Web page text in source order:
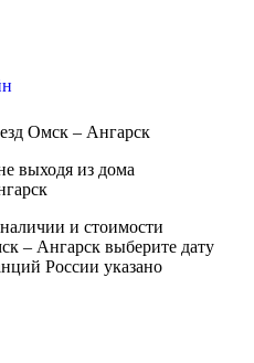
Омск – Ангарск
выходя из дома
и стоимости
– Ангарск выберите дату
России указано